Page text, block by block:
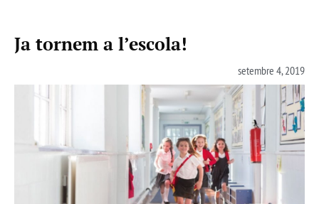
Ja tornem a l’escola!
setembre 4, 2019